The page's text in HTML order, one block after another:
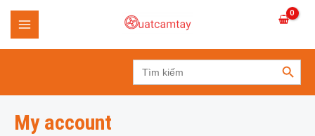
content
MAIN
Search
for:
SEARCH BUTTON
My account